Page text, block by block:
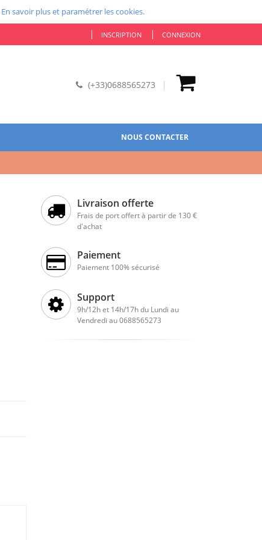
En savoir plus et paramétrer les cookies.
INSCRIPTION CONNEXION
(+33)0688565273
NOUS CONTACTER
Livraison offerte
Frais de port offert à partir de 130 €
d'achat
Paiement
Paiement 100% sécurisé
Support
9h/12h et 14h/17h du Lundi au
Vendredi au 0688565273